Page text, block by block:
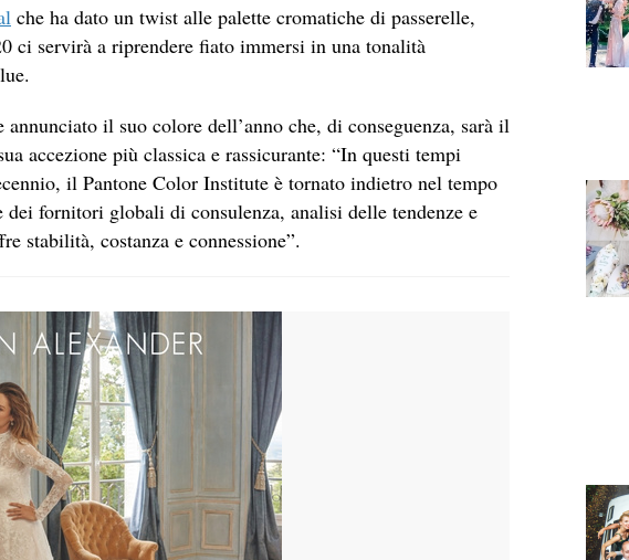
che ha dato un twist alle palette cromatiche di passerelle,
ci servirà a riprendere fiato immersi in una tonalità
il suo colore dell’anno che, di conseguenza, sarà il
accezione più classica e rassicurante: “In questi tempi
il Pantone Color Institute è tornato indietro nel tempo
fornitori globali di consulenza, analisi delle tendenze e
stabilità, costanza e connessione”.